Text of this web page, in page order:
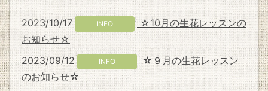
2023/10/17 INFO
☆10月の生花レッスンの
お知らせ☆
2023/09/12
INFO
☆９月の生花レッスン
のお知らせ☆